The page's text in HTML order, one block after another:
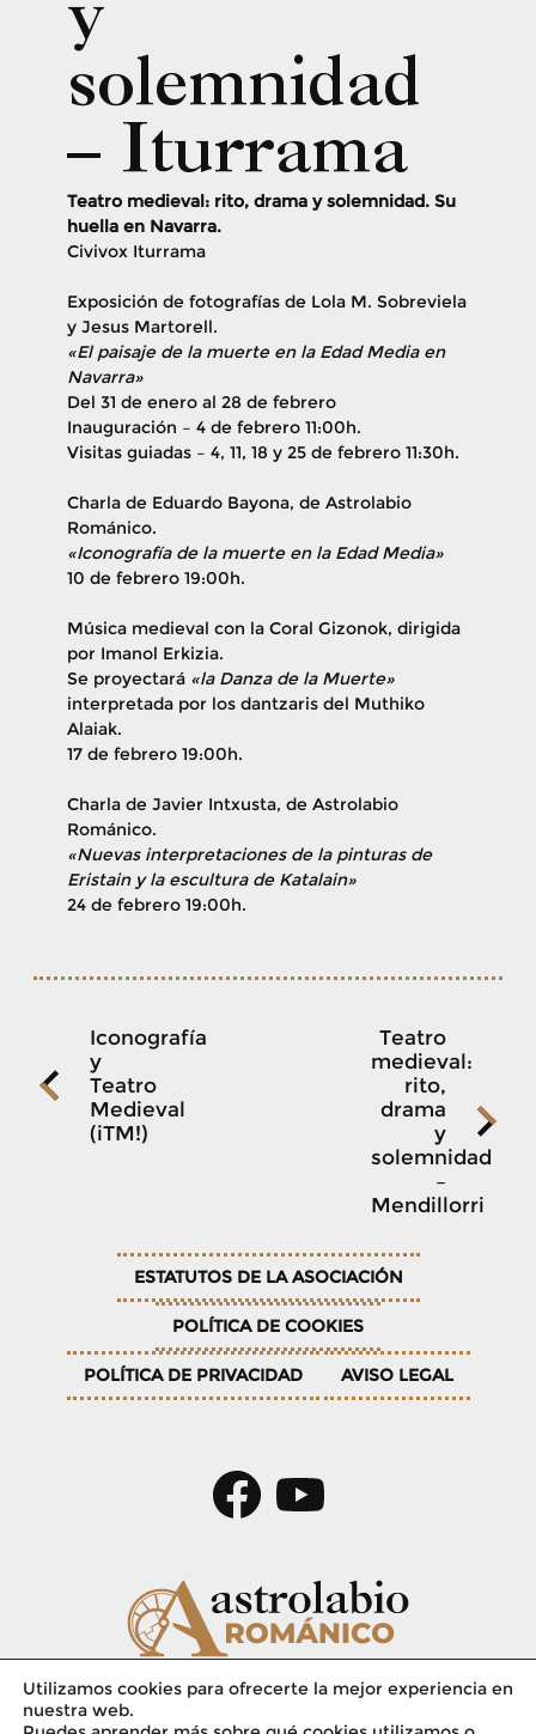
y
solemnidad
– Iturrama
Teatro medieval: rito, drama y solemnidad. Su
huella en Navarra.
Civivox Iturrama
Exposición de fotografías de Lola M. Sobreviela
y Jesus Martorell.
«El paisaje de la muerte en la Edad Media en
Navarra»
Del 31 de enero al 28 de febrero
Inauguración – 4 de febrero 11:00h.
Visitas guiadas – 4, 11, 18 y 25 de febrero 11:30h.
Charla de Eduardo Bayona, de Astrolabio
Románico.
«Iconografía de la muerte en la Edad Media»
10 de febrero 19:00h.
Música medieval con la Coral Gizonok, dirigida
por Imanol Erkizia.
Se proyectará «la Danza de la Muerte»
interpretada por los dantzaris del Muthiko
Alaiak.
17 de febrero 19:00h.
Charla de Javier Intxusta, de Astrolabio
Románico.
«Nuevas interpretaciones de la pinturas de
Eristain y la escultura de Katalain»
24 de febrero 19:00h.
Navegación
de
Iconografía
y
Teatro
Medieval
(iTM!)
Teatro
medieval:
rito,
drama
y
solemnidad
–
Mendillorri
ESTATUTOS DE LA ASOCIACIÓN
POLÍTICA DE COOKIES
POLÍTICA DE PRIVACIDAD AVISO LEGAL
© 2026
Utilizamos cookies para ofrecerte la mejor experiencia en
nuestra web.